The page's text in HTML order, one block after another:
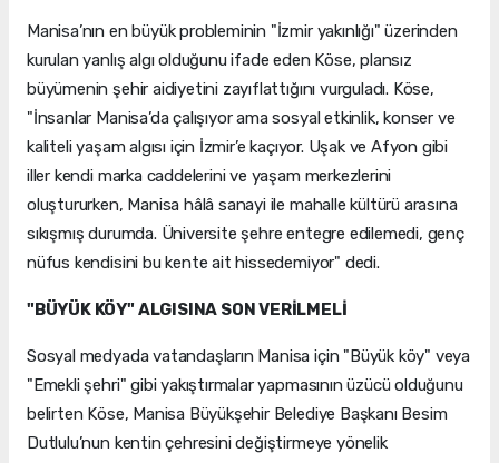
Manisa’nın en büyük probleminin "İzmir yakınlığı" üzerinden
kurulan yanlış algı olduğunu ifade eden Köse, plansız
büyümenin şehir aidiyetini zayıflattığını vurguladı. Köse,
"İnsanlar Manisa’da çalışıyor ama sosyal etkinlik, konser ve
kaliteli yaşam algısı için İzmir’e kaçıyor. Uşak ve Afyon gibi
iller kendi marka caddelerini ve yaşam merkezlerini
oluştururken, Manisa hâlâ sanayi ile mahalle kültürü arasına
sıkışmış durumda. Üniversite şehre entegre edilemedi, genç
nüfus kendisini bu kente ait hissedemiyor" dedi.
"BÜYÜK KÖY" ALGISINA SON VERİLMELİ
Sosyal medyada vatandaşların Manisa için "Büyük köy" veya
"Emekli şehri" gibi yakıştırmalar yapmasının üzücü olduğunu
belirten Köse, Manisa Büyükşehir Belediye Başkanı Besim
Dutlulu’nun kentin çehresini değiştirmeye yönelik